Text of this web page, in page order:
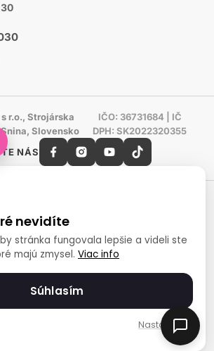
r.o., Strojárska
Snina, Slovensko
IČO: 36731684 | IČ
DPH: SK2022320355
NÁS
a tvorenie
Zlatý certifikát Heureka
Overené zákazníkmi - 98 %
Organizátor medzinárodnej
nevidíte
stránka fungovala lepšie a videli ste
majú zmysel. Viac info
Súhlasím
Nastavenia